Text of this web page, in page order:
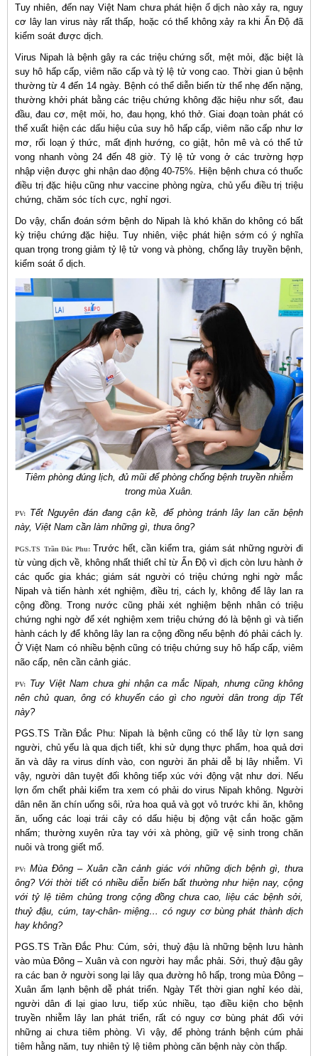
Tuy nhiên, đến nay Việt Nam chưa phát hiện ổ dịch nào xảy ra, nguy
cơ lây lan virus này rất thấp, hoặc có thể không xảy ra khi Ấn Độ đã
kiểm soát được dịch.
Virus Nipah là bệnh gây ra các triệu chứng sốt, mệt mỏi, đặc biệt là
suy hô hấp cấp, viêm não cấp và tỷ lệ tử vong cao. Thời gian ủ bệnh
thường từ 4 đến 14 ngày. Bệnh có thể diễn biến từ thể nhẹ đến nặng,
thường khởi phát bằng các triệu chứng không đặc hiệu như sốt, đau
đầu, đau cơ, mệt mỏi, ho, đau họng, khó thở. Giai đoạn toàn phát có
thể xuất hiện các dấu hiệu của suy hô hấp cấp, viêm não cấp như lơ
mơ, rối loạn ý thức, mất định hướng, co giật, hôn mê và có thể tử
vong nhanh vòng 24 đến 48 giờ. Tỷ lệ tử vong ở các trường hợp
nhập viện được ghi nhận dao động 40-75%. Hiện bệnh chưa có thuốc
điều trị đặc hiệu cũng như vaccine phòng ngừa, chủ yếu điều trị triệu
chứng, chăm sóc tích cực, nghỉ ngơi.
Do vậy, chẩn đoán sớm bệnh do Nipah là khó khăn do không có bất
kỳ triệu chứng đặc hiệu. Tuy nhiên, việc phát hiện sớm có ý nghĩa
quan trọng trong giảm tỷ lệ tử vong và phòng, chống lây truyền bệnh,
kiểm soát ổ dịch.
Tiêm phòng đúng lịch, đủ mũi để phòng chống bệnh truyền nhiễm
trong mùa Xuân.
PV:
Tết Nguyên đán đang cận kề, để phòng tránh lây lan căn bệnh
này, Việt Nam cần làm những gì, thưa ông?
PGS.TS Trần Đắc Phu:Trước hết, cần kiểm tra, giám sát những người đi
từ vùng dịch về, không nhất thiết chỉ từ Ấn Độ vì dịch còn lưu hành ở
các quốc gia khác; giám sát người có triệu chứng nghi ngờ mắc
Nipah và tiến hành xét nghiệm, điều trị, cách ly, không để lây lan ra
cộng đồng. Trong nước cũng phải xét nghiệm bệnh nhân có triệu
chứng nghi ngờ để xét nghiệm xem triệu chứng đó là bệnh gì và tiến
hành cách ly để không lây lan ra cộng đồng nếu bệnh đó phải cách ly.
Ở Việt Nam có nhiều bệnh cũng có triệu chứng suy hô hấp cấp, viêm
não cấp, nên cần cảnh giác.
PV:
Tuy Việt Nam chưa ghi nhận ca mắc Nipah, nhưng cũng không
nên chủ quan, ông có khuyến cáo gì cho người dân trong dịp Tết
này?
PGS.TS Trần Đắc Phu: Nipah là bệnh cũng có thể lây từ lợn sang
người, chủ yếu là qua dịch tiết, khi sử dụng thực phẩm, hoa quả dơi
ăn và dây ra virus dính vào, con người ăn phải dễ bị lây nhiễm. Vì
vậy, người dân tuyệt đối không tiếp xúc với động vật như dơi. Nếu
lợn ốm chết phải kiểm tra xem có phải do virus Nipah không. Người
dân nên ăn chín uống sôi, rửa hoa quả và gọt vỏ trước khi ăn, không
ăn, uống các loại trái cây có dấu hiệu bị động vật cắn hoặc gặm
nhấm; thường xuyên rửa tay với xà phòng, giữ vệ sinh trong chăn
nuôi và trong giết mổ.
PV: Mùa Đông – Xuân cần cảnh giác với những dịch bệnh gì, thưa
ông? Với thời tiết có nhiều diễn biến bất thường như hiện nay, cộng
với tỷ lệ tiêm chủng trong cộng đồng chưa cao, liệu các bệnh sởi,
thuỷ đậu, cúm, tay-chân- miệng… có nguy cơ bùng phát thành dịch
hay không?
PGS.TS Trần Đắc Phu: Cúm, sởi, thuỷ đậu là những bệnh lưu hành
vào mùa Đông – Xuân và con người hay mắc phải. Sởi, thuỷ đậu gây
ra các ban ở người song lại lây qua đường hô hấp, trong mùa Đông –
Xuân ẩm lạnh bệnh dễ phát triển. Ngày Tết thời gian nghỉ kéo dài,
người dân đi lại giao lưu, tiếp xúc nhiều, tạo điều kiện cho bệnh
truyền nhiễm lây lan phát triển, rất có nguy cơ bùng phát đối với
những ai chưa tiêm phòng. Vì vậy, để phòng tránh bệnh cúm phải
tiêm hằng năm, tuy nhiên tỷ lệ tiêm phòng căn bệnh này còn thấp.